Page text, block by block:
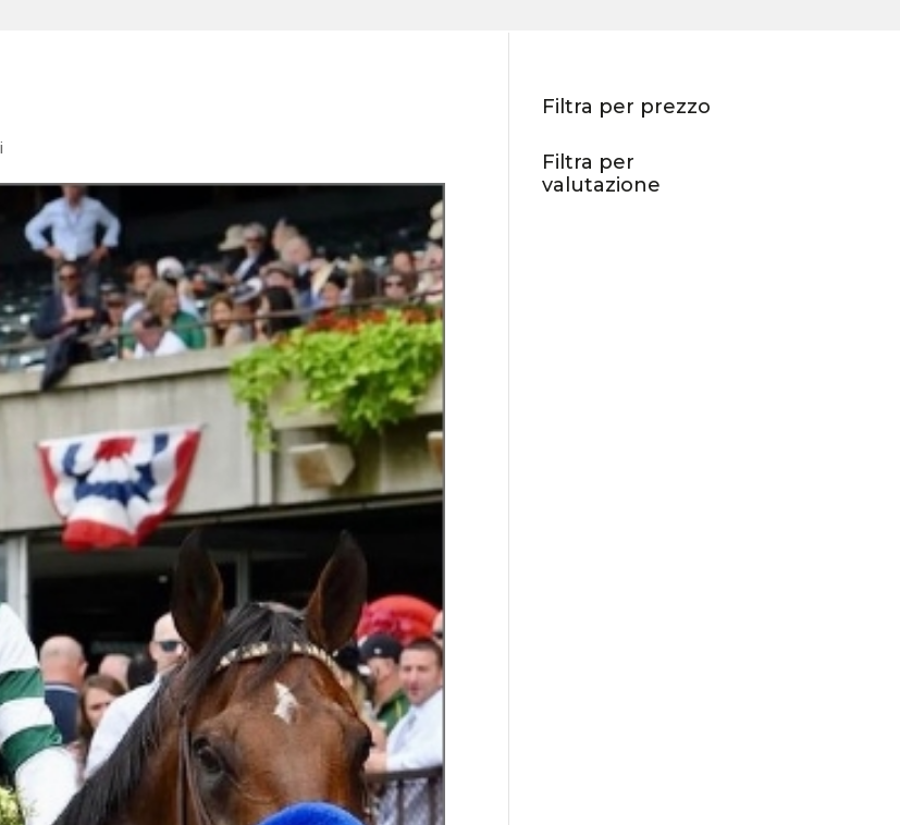
Filtra per prezzo
Filtra per
valutazione